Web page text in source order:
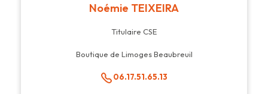
Noémie TEIXEIRA
Titulaire CSE
Boutique de Limoges Beaubreuil
06.17.51.65.13